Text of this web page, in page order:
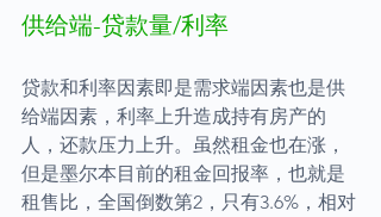
供给端-贷款量/利率
贷款和利率因素即是需求端因素也是供
给端因素，利率上升造成持有房产的
人，还款压力上升。虽然租金也在涨，
但是墨尔本目前的租金回报率，也就是
租售比，全国倒数第2，只有3.6%，相对